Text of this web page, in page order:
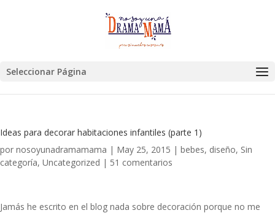
Seleccionar Página
Ideas para decorar habitaciones infantiles (parte 1)
por nosoyunadramamama | May 25, 2015 | bebes, diseño, Sin
categoría, Uncategorized | 51 comentarios
Jamás he escrito en el blog nada sobre decoración porque no me